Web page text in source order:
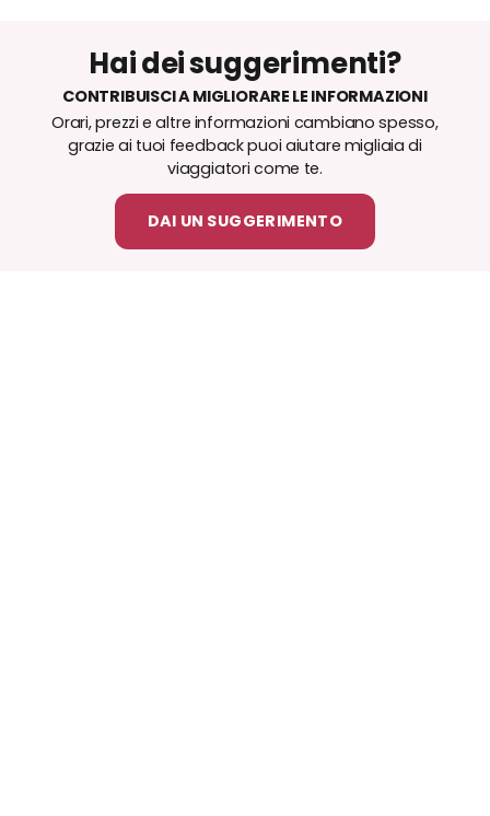
Hai dei suggerimenti?
CONTRIBUISCI A MIGLIORARE LE INFORMAZIONI
Orari, prezzi e altre informazioni cambiano spesso,
grazie ai tuoi feedback puoi aiutare migliaia di
viaggiatori come te.
DAI UN SUGGERIMENTO